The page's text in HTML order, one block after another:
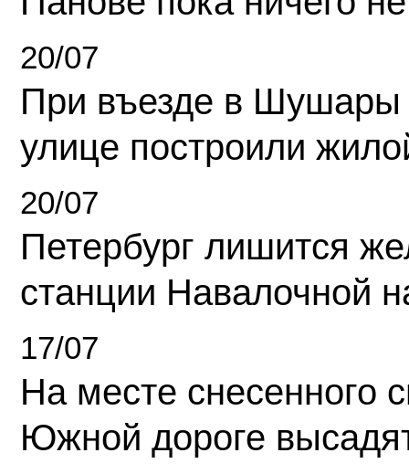
20/07
При въезде в Шушары
улице построили
20/07
Петербург лишится
станции Навалочной
17/07
На месте снесенного
Южной дороге